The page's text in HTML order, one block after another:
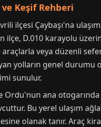
ve Keşif Rehberi
ilçesi Çaybaşı'na
D.010 karayolu
veya düzenli
yolların genel
sunulur.
ana
Bu yerel ulaşım
olanak tanır. Araç